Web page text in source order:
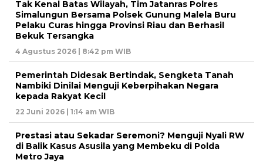
Tak Kenal Batas Wilayah, Tim Jatanras Polres
Simalungun Bersama Polsek Gunung Malela Buru
Pelaku Curas hingga Provinsi Riau dan Berhasil
Bekuk Tersangka
4 Agustus 2026 | 8:42 pm WIB
Pemerintah Didesak Bertindak, Sengketa Tanah
Nambiki Dinilai Menguji Keberpihakan Negara
kepada Rakyat Kecil
22 Juni 2026 | 1:14 am WIB
Prestasi atau Sekadar Seremoni? Menguji Nyali RW
di Balik Kasus Asusila yang Membeku di Polda
Metro Jaya